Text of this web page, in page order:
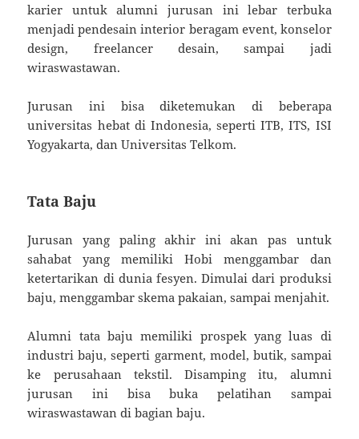
karier untuk alumni jurusan ini lebar terbuka
menjadi pendesain interior beragam event, konselor
design, freelancer desain, sampai jadi
wiraswastawan.
Jurusan ini bisa diketemukan di beberapa
universitas hebat di Indonesia, seperti ITB, ITS, ISI
Yogyakarta, dan Universitas Telkom.
Tata Baju
Jurusan yang paling akhir ini akan pas untuk
sahabat yang memiliki Hobi menggambar dan
ketertarikan di dunia fesyen. Dimulai dari produksi
baju, menggambar skema pakaian, sampai menjahit.
Alumni tata baju memiliki prospek yang luas di
industri baju, seperti garment, model, butik, sampai
ke perusahaan tekstil. Disamping itu, alumni
jurusan ini bisa buka pelatihan sampai
wiraswastawan di bagian baju.